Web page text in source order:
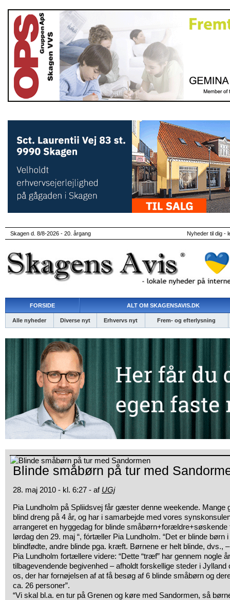
Skagen d. 8/8-2026 - 20. årgang Nyheder til dig -
FORSIDE ALT OM SKAGENSAVIS.DK
Alle nyheder Diverse nyt Erhvervs nyt Frem- og efterlysning
Blinde småbørn på tur med
28. maj 2010 - kl. 6:27 - af UGj
Pia Lundholm på Spliidsvej får gæster denne weekende.
blind dreng på 4 år, og har i samarbejde med vores
arrangeret en hyggedag for blinde småbørn+forældre+søskende
lørdag den 29. maj “, fórtæller Pia Lundholm. “Det er blinde børn
blindfødte, andre blinde pga. kræft. Børnene er helt blinde, dvs.,
Pia Lundholm fortællere videre: “Dette “træf” har gennem nogle
tilbagevendende begivenhed – afholdt forskellige steder i Jylland
os, der har fornøjelsen af at få besøg af 6 blinde småbørn og
ca. 26 personer”.
“Vi skal bl.a. en tur på Grenen og køre med Sandormen, så